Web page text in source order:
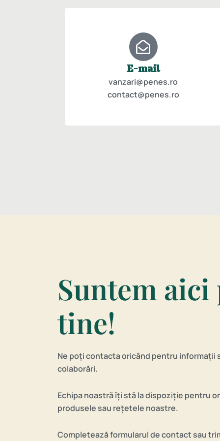
E-mail
vanzari@penes.ro
contact@penes.ro
Suntem
tine!
Ne poți contacta oricând pentru informații
colaborări.
Echipa noastră îți stă la dispoziție pentru
produsele sau rețetele noastre.
Completează formularul de contact sau